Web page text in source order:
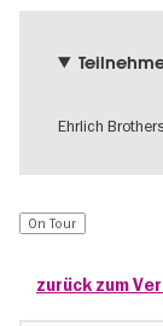
Ehrlich
On Tour
zurück zum